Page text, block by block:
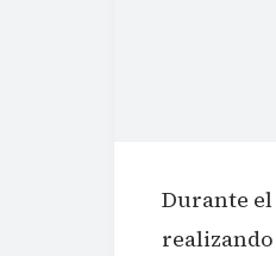
Durante